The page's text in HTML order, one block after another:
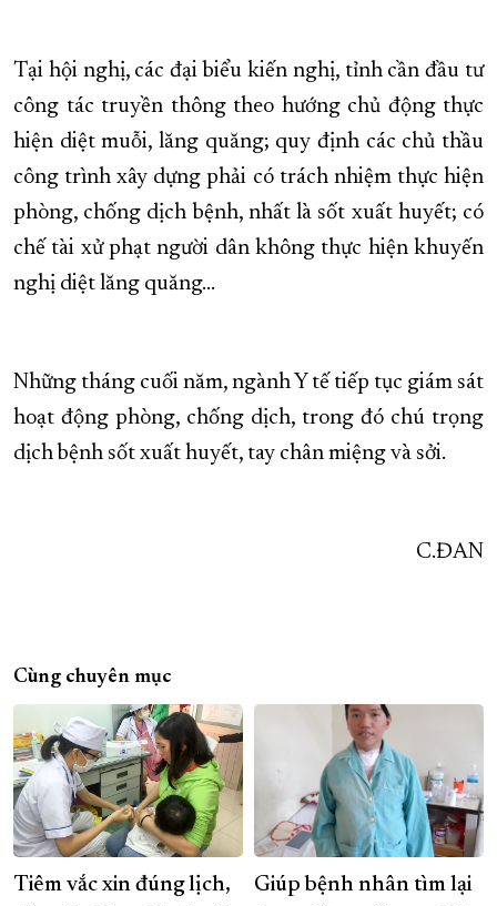
Tại hội nghị, các đại biểu kiến nghị, tỉnh cần đầu tư
công tác truyền thông theo hướng chủ động thực
hiện diệt muỗi, lăng quăng; quy định các chủ thầu
công trình xây dựng phải có trách nhiệm thực hiện
phòng, chống dịch bệnh, nhất là sốt xuất huyết; có
chế tài xử phạt người dân không thực hiện khuyến
nghị diệt lăng quăng…
Những tháng cuối năm, ngành Y tế tiếp tục giám sát
hoạt động phòng, chống dịch, trong đó chú trọng
dịch bệnh sốt xuất huyết, tay chân miệng và sởi.
C.ĐAN
Cùng chuyên mục
Tiêm vắc xin đúng lịch,
Giúp bệnh nhân tìm lại